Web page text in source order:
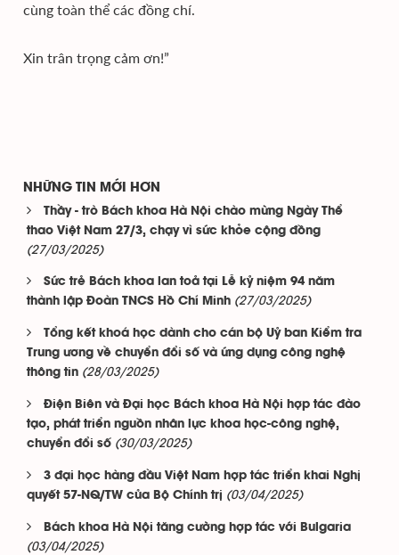
cùng toàn thể các đồng chí.
Xin trân trọng cảm ơn!”
NHỮNG TIN MỚI HƠN
Thầy - trò Bách khoa Hà Nội chào mừng Ngày Thể
thao Việt Nam 27/3, chạy vì sức khỏe cộng đồng
(27/03/2025)
Sức trẻ Bách khoa lan toả tại Lễ kỷ niệm 94 năm
thành lập Đoàn TNCS Hồ Chí Minh (27/03/2025)
Tổng kết khoá học dành cho cán bộ Uỷ ban Kiểm tra
Trung ương về chuyển đổi số và ứng dụng công nghệ
thông tin (28/03/2025)
Điện Biên và Đại học Bách khoa Hà Nội hợp tác đào
tạo, phát triển nguồn nhân lực khoa học-công nghệ,
chuyển đổi số (30/03/2025)
3 đại học hàng đầu Việt Nam hợp tác triển khai Nghị
quyết 57-NQ/TW của Bộ Chính trị (03/04/2025)
Bách khoa Hà Nội tăng cường hợp tác với Bulgaria
(03/04/2025)